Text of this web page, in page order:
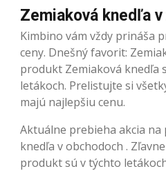
Zemiaková knedľa
Kimbino vám vždy prináša
ceny. Dnešný favorit:
produkt Zemiaková knedľa
letákoch. Prelistujte si
majú najlepšiu cenu.
Aktuálne prebieha akcia
knedľa v obchodoch .
produkt sú v týchto